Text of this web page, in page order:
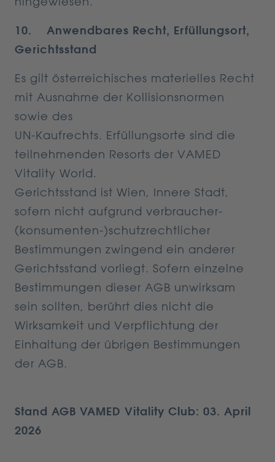
10. Anwendbares Recht, Erfüllungsort,
Gerichtsstand
Es gilt österreichisches materielles Recht
mit Ausnahme der Kollisionsnormen
sowie des
UN-Kaufrechts. Erfüllungsorte sind die
teilnehmenden Resorts der VAMED
Vitality World.
Gerichtsstand ist Wien, Innere Stadt,
sofern nicht aufgrund verbraucher-
(konsumenten-)schutzrechtlicher
Bestimmungen zwingend ein anderer
Gerichtsstand vorliegt. Sofern einzelne
Bestimmungen dieser AGB unwirksam
sein sollten, berührt dies nicht die
Wirksamkeit und Verpflichtung der
Einhaltung der übrigen Bestimmungen
der AGB.
Stand AGB VAMED Vitality Club: 03. April
2026